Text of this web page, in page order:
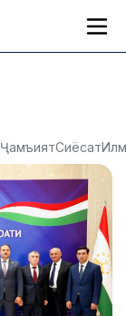
ҶамъиятСиёсатИлм